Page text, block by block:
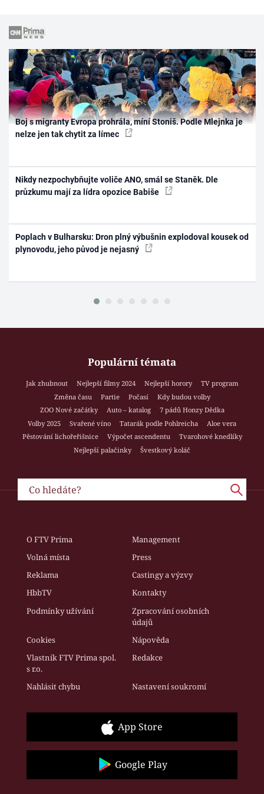
Boj s migranty Evropa prohrála, míní Stoniš. Podle Mlejnka je
nelze jen tak chytit za límec
Nikdy nezpochybňujte voliče ANO, smál se Staněk. Dle
průzkumu mají za lídra opozice Babiše
Poplach v Bulharsku: Dron plný výbušnin explodoval kousek od
plynovodu, jeho původ je nejasný
Populární témata
Jak zhubnout Nejlepší filmy 2024 Nejlepší horory
TV program
Změna času
Partie Počasí
Kdy budou volby
ZOO Nové začátky
Auto – katalog
7 pádů Honzy Dědka
Volby 2025
Svařené víno Tatarák podle Pohlreicha
Aloe vera
Pěstování lichořeřišnice
Výpočet ascendentu
Tvarohové knedlíky
Nejlepší palačinky
Švestkový koláč
O FTV Prima
Management
Volná místa
Press
Reklama
Castingy a výzvy
HbbTV
Kontakty
Podmínky užívání
Zpracování osobních
údajů
Cookies
Nápověda
Vlastník FTV Prima spol.
s r.o.
Redakce
Nahlásit chybu Nastavení soukromí
App Store
Google Play